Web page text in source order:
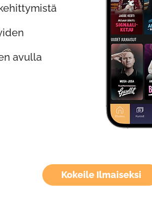
Kokeile Ilmaiseksi
avulla